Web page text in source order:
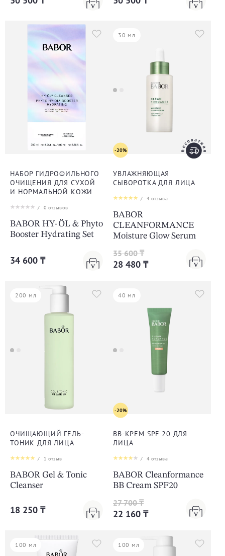
НАБОР ГИДРОФИЛЬНОГО
ОЧИЩЕНИЯ ДЛЯ СУХОЙ
И НОРМАЛЬНОЙ КОЖИ
/ 0 отзывов
BABOR HY-ÖL & Phyto
Booster Hydrating Set
34 600 ₸
30 мл
-20%
УВЛАЖНЯЮЩАЯ
СЫВОРОТКА ДЛЯ ЛИЦА
/ 4отзыва
BABOR
CLEANFORMANCE
Moisture Glow Serum
35 600 ₸
28 480 ₸
200 мл
ОЧИЩАЮЩИЙ ГЕЛЬ-
ТОНИК ДЛЯ ЛИЦА
/ 1 отзыв
BABOR Gel & Tonic
Cleanser
18 250 ₸
40 мл
-20%
BB-КРЕМ SPF 20 ДЛЯ
ЛИЦА
/ 4отзыва
BABOR Cleanformance
BB Cream SPF20
27 700 ₸
22 160 ₸
100 мл 100 мл